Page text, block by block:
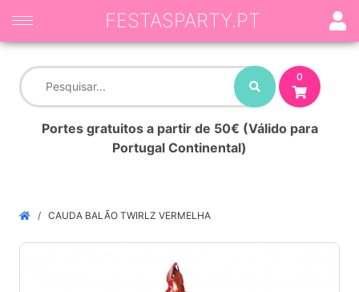
0
Portes gratuitos a partir de 50€ (Válido para
Portugal Continental)
FESTASPARTY.PT
CAUDA BALÃO TWIRLZ VERMELHA